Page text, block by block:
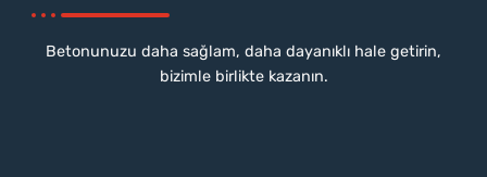
Betonunuzu daha sağlam, daha dayanıklı hale getirin,
bizimle birlikte kazanın.